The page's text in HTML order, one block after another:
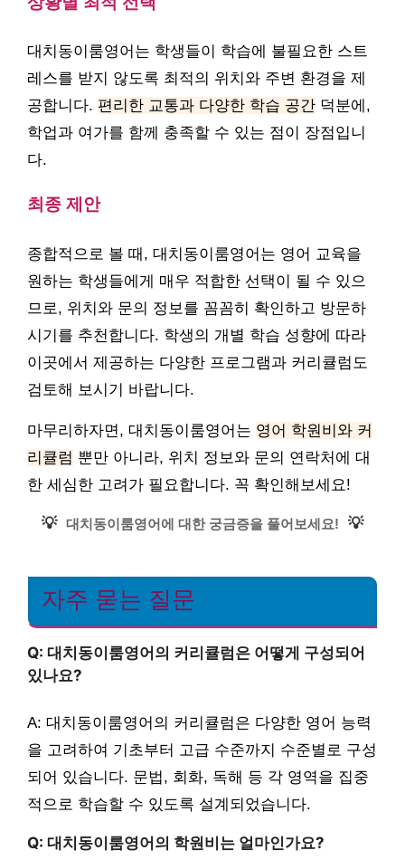
대치동이룸영어는 학생들이 학습에 불필요한 스트
레스를 받지 않도록 최적의 위치와 주변 환경을 제
공합니다. 편리한 교통과 다양한 학습 공간 덕분에,
학업과 여가를 함께 충족할 수 있는 점이 장점입니
다.
최종 제안
종합적으로 볼 때, 대치동이룸영어는 영어 교육을
원하는 학생들에게 매우 적합한 선택이 될 수 있으
므로, 위치와 문의 정보를 꼼꼼히 확인하고 방문하
시기를 추천합니다. 학생의 개별 학습 성향에 따라
이곳에서 제공하는 다양한 프로그램과 커리큘럼도
검토해 보시기 바랍니다.
마무리하자면, 대치동이룸영어는 영어 학원비와 커
리큘럼 뿐만 아니라, 위치 정보와 문의 연락처에 대
한 세심한 고려가 필요합니다. 꼭 확인해보세요!
💡 대치동이룸영어에 대한 궁금증을 풀어보세요! 💡
자주 묻는 질문
Q: 대치동이룸영어의 커리큘럼은 어떻게 구성되어
있나요?
A: 대치동이룸영어의 커리큘럼은 다양한 영어 능력
을 고려하여 기초부터 고급 수준까지 수준별로 구성
되어 있습니다. 문법, 회화, 독해 등 각 영역을 집중
적으로 학습할 수 있도록 설계되었습니다.
Q: 대치동이룸영어의 학원비는 얼마인가요?